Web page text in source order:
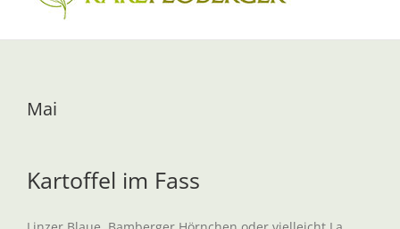
Mai
Kartoffel im Fass